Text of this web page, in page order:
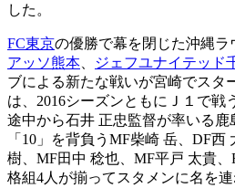
した。
FC東京の優勝で幕を閉じた沖縄ラ
アッソ熊本
ジェフユナイテッド
ブによる新たな戦いが宮崎でスタ
は、2016シーズンともにＪ１で戦
途中から石井 正忠監督が率いる
「10」を背負うMF柴崎 岳、DF
樹、MF田中 稔也、MF平戸 太貴
格組4人が揃ってスタメンに名を